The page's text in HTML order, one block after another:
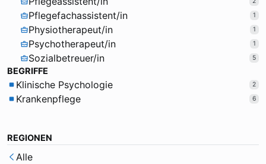
Pflegefachassistent/in 1
Physiotherapeut/in 1
Psychotherapeut/in 1
Sozialbetreuer/in 5
BEGRIFFE
Klinische Psychologie 2
Krankenpflege 6
REGIONEN
Alle